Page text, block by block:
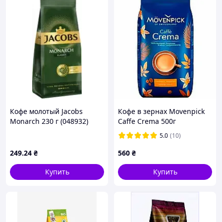
зерен
❌ До 40% цены
это переплата за бренд,
глянцевую упаковку и наценку
дистрибьюторов
Наш кофе
✅ Максимум аромата — кофе упакован за 3
дня до отправки
✅ Идеальная и равномерная обжарка
качественного зерна
✅ Без переплат и «накруток» — только цена
⚡Гарантия вкуса
Кофе у нас замечательный, новкус- это
, та еще загадка 😏
Если из первой чашки не случилось «ВАУ» –
все поправимо.
Кофе молотый Jacobs
Monarch 230 г (048932)
249.24 ₴
Купить
Кофе в зернах Movenpick
Caffe Crema 500г
5.0 (10)
560 ₴
Купить